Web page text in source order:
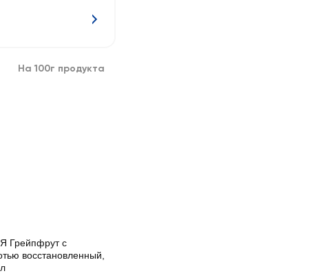
На 100г продукта
Грейпфрут с
восстановленный,